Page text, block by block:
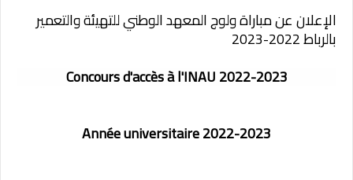
الإعلان عن مباراة ولوج المعهد الوطني للتهيئة والتعمير
بالرباط 2022-2023
Concours d'accès à l'INAU 2022-2023
Année universitaire 2022-2023